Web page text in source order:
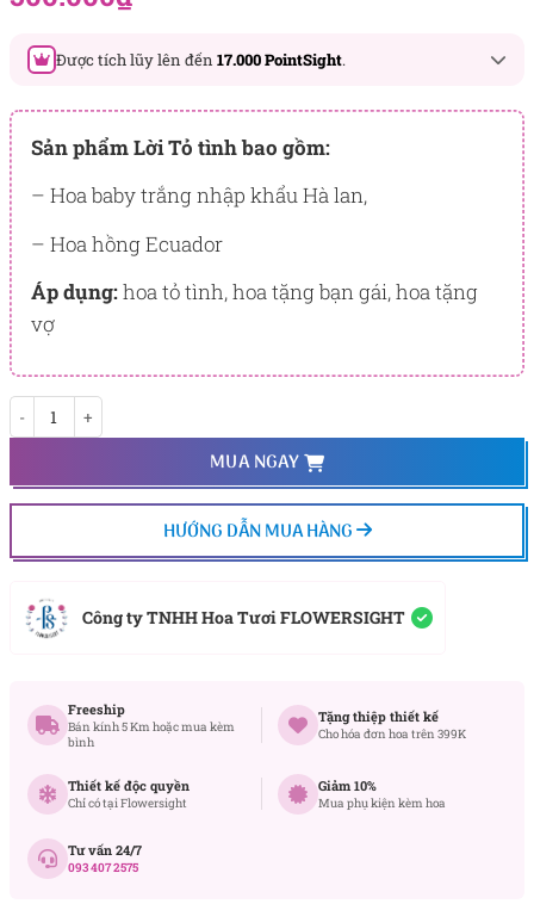
Được tích lũy lên đến 17.000 PointSight.
Đây là số PointSight ước tính bạn sẽ được tích lũy khi mua
sản phẩm hôm nay, tương ứng với quyền lợi hạng
PointSight có giá trị dùng để trừ trực tiếp vào đơn hàng hoặc
đổi quà tặng ưu đãi tại Flowersight.
Đăng nhập
chính xác nhất dành cho bạn.
Sản phẩm Lời Tỏ tình bao gồm:
– Hoa baby trắng nhập khẩu Hà lan,
– Hoa hồng Ecuador
Áp dụng:hoa tỏ tình, hoa tặng bạn gái, hoa tặng
vợ
Lời Tỏ tình số lượng
MUA NGAY
HƯỚNG DẪN MUA HÀNG
Công ty TNHH Hoa Tươi FLOWERSIGHT
Freeship
Bán kính 5 Km hoặc mua kèm
bình
Tặng thiệp thiết kế
Cho hóa đơn hoa trên 399K
Thiết kế độc quyền
Chỉ có tại Flowersight
Giảm 10%
Mua phụ kiện kèm hoa
Tư vấn 24/7
093 407 2575